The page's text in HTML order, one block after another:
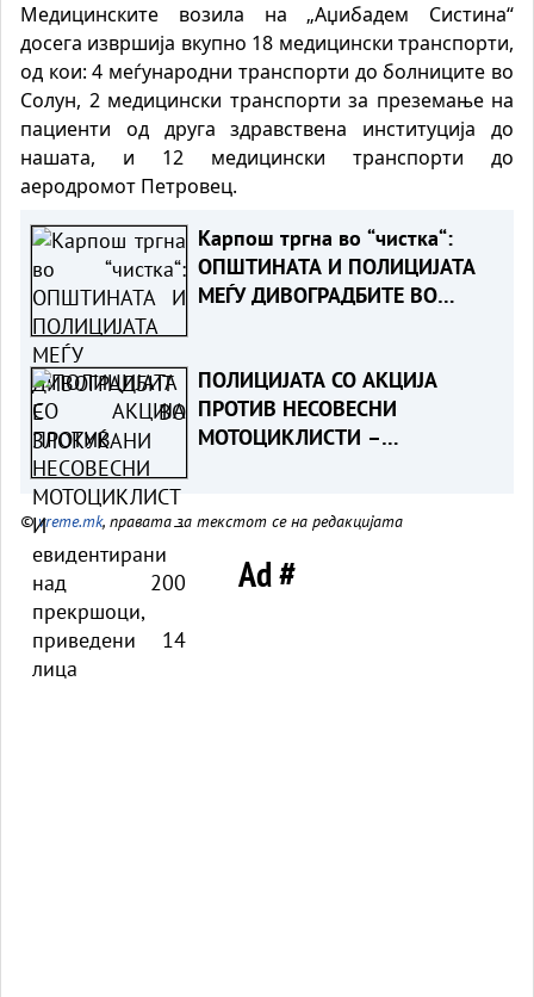
Медицинските возила на „Аџибадем Систина“
досега извршија вкупно 18 медицински транспорти,
од кои: 4 меѓународни транспорти до болниците во
Солун, 2 медицински транспорти за преземање на
пациенти од друга здравствена институција до
нашата, и 12 медицински транспорти до
аеродромот Петровец.
Карпош тргна во “чистка“:
ОПШТИНАТА И ПОЛИЦИЈАТА
МЕЃУ ДИВОГРАДБИТЕ ВО
ПОЛИЦИЈАТА СО АКЦИЈА
ПРОТИВ НЕСОВЕСНИ
МОТОЦИКЛИСТИ –
лица
©vreme.mk, правата за текстот се на редакцијата
Ad #